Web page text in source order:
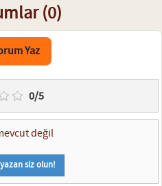
(0)
Yaz
0/5
değil
siz olun!